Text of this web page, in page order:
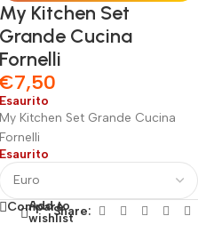
My Kitchen Set
Grande Cucina
Fornelli
€7,50
Esaurito
My Kitchen Set Grande Cucina
Fornelli
Esaurito
Compare
Add to
wishlistShare: